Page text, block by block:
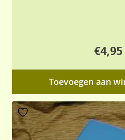
€4,95
Toevoegen aan